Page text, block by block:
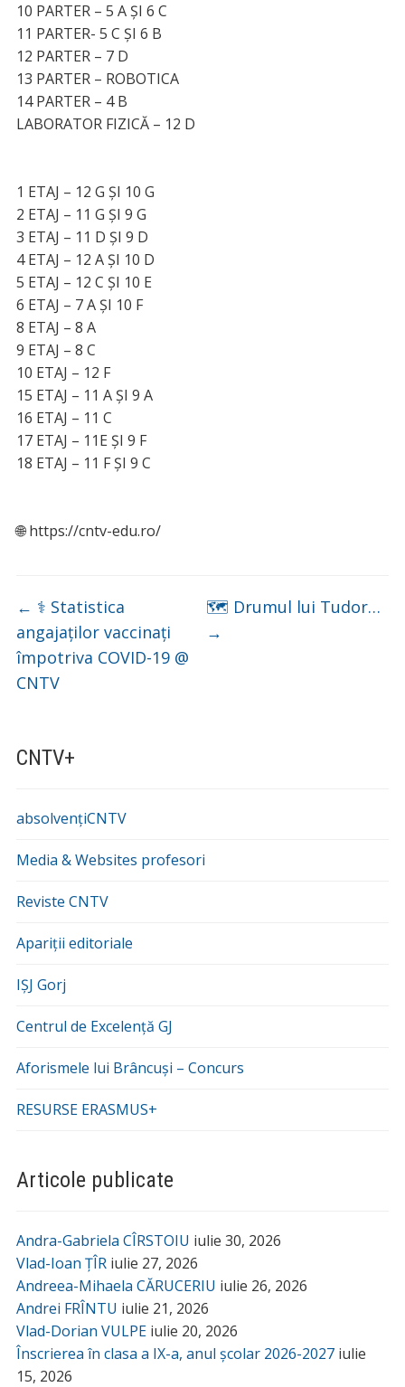
CNTV+
absolvențiCNTV
Media & Websites profesori
Reviste CNTV
Apariții editoriale
IȘJ Gorj
Centrul de Excelență GJ
Aforismele lui Brâncuși – Concurs
RESURSE ERASMUS+
Articole publicate
Andra-Gabriela CÎRSTOIU iulie 30, 2026
Vlad-Ioan ȚÎR iulie 27, 2026
Andreea-Mihaela CĂRUCERIU iulie 26, 2026
Andrei FRÎNTU iulie 21, 2026
Vlad-Dorian VULPE iulie 20, 2026
Înscrierea în clasa a IX-a, anul școlar 2026-2027 iulie
15, 2026
10 PARTER – 5 A ȘI 6 C
11 PARTER- 5 C ȘI 6 B
12 PARTER – 7 D
13 PARTER – ROBOTICA
14 PARTER – 4 B
LABORATOR FIZICĂ – 12 D
1 ETAJ – 12 G ȘI 10 G
2 ETAJ – 11 G ȘI 9 G
3 ETAJ – 11 D ȘI 9 D
4 ETAJ – 12 A ȘI 10 D
5 ETAJ – 12 C ȘI 10 E
6 ETAJ – 7 A ȘI 10 F
8 ETAJ – 8 A
9 ETAJ – 8 C
10 ETAJ – 12 F
15 ETAJ – 11 A ȘI 9 A
16 ETAJ – 11 C
17 ETAJ – 11E ȘI 9 F
18 ETAJ – 11 F ȘI 9 C
🌐 https://cntv-edu.ro/
← ⚕️ Statistica
angajaților vaccinați
împotriva COVID-19 @
CNTV
🗺️ Drumul lui Tudor…
→